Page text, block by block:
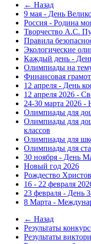
← Назад
9 мая - День
Россия - Родина
Творчество А.С.
Правила
Экологические
Каждый день -
Олимпиады на
Финансовая
12 апреля - День
12 апреля 2026 -
24-30 марта 2026 -
Олимпиады для
Олимпиады для
классов
Олимпиады для
Олимпиады для
30 ноября - День
Новый год 2026
Рождество
16 - 22 февраля
23 февраля - День
8 Марта -
← Назад
Результаты
Результаты